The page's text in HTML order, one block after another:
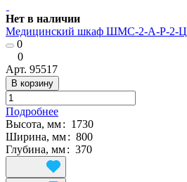
Нет в наличии
Медицинский шкаф ШМС-2-А-Р-2-Ц
0
0
Арт. 95517
В корзину
Подробнее
Высота, мм: 1730
Ширина, мм: 800
Глубина, мм: 370